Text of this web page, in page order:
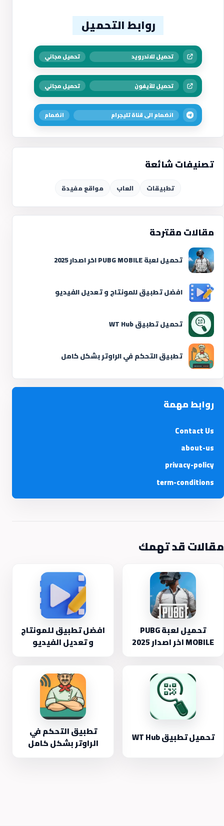
تصنيفات شائعة
تطبيقات العاب مواقع مفيدة
مقالات مقترحة
تحميل لعبة PUBG MOBILE اخر اصدار 2025
افضل تطبيق للمونتاج و تعديل الفيديو
تحميل تطبيق WT Hub
تطبيق التحكم في الراوتر بشكل كامل
روابط مهمة
Contact Us
about-us
privacy-policy
term-conditions
روابط التحميل
تحميل للاندرويد تحميل مجاني
تحميل للآيفون تحميل مجاني
انضمام الى قناة تليجرام انضمام
مقالات قد تهمك
تحميل لعبة PUBG
MOBILE اخر اصدار 2025
افضل تطبيق للمونتاج
و تعديل الفيديو
تحميل تطبيق WT Hub
تطبيق التحكم في
الراوتر بشكل كامل